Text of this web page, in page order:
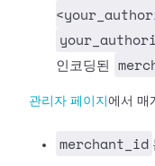
인코딩된
관리자 페이지 에서 매
merchant_id